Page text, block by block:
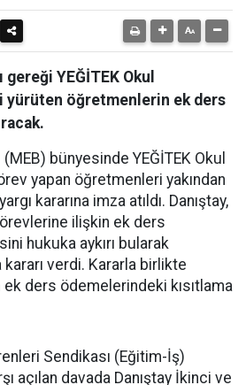
gereği YEĞİTEK Okul
yürüten öğretmenlerin ek ders
(MEB) bünyesinde YEĞİTEK Okul
yapan öğretmenleri yakından
kararına imza atıldı. Danıştay,
ilişkin ek ders
hukuka aykırı bularak
verdi. Kararla birlikte
ders ödemelerindeki kısıtlama
Sendikası (Eğitim-İş)
açılan davada Danıştay İkinci ve